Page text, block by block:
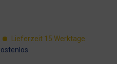
Lieferzeit 15 Werktage